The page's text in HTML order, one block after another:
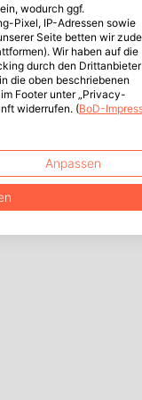
wodurch ggf.
Pixel, IP-Adressen sowie
Seite betten wir
Wir haben auf die
durch den Drittanbieter
die oben beschriebenen
Footer unter „Privacy-
widerrufen. (BoD-
Anpassen